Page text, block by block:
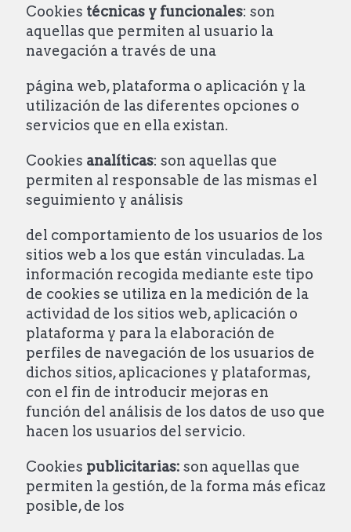
Cookies técnicas y funcionales: son
aquellas que permiten al usuario la
navegación a través de una
página web, plataforma o aplicación y la
utilización de las diferentes opciones o
servicios que en ella existan.
Cookies analíticas: son aquellas que
permiten al responsable de las mismas el
seguimiento y análisis
del comportamiento de los usuarios de los
sitios web a los que están vinculadas. La
información recogida mediante este tipo
de cookies se utiliza en la medición de la
actividad de los sitios web, aplicación o
plataforma y para la elaboración de
perfiles de navegación de los usuarios de
dichos sitios, aplicaciones y plataformas,
con el fin de introducir mejoras en
función del análisis de los datos de uso que
hacen los usuarios del servicio.
Cookies publicitarias: son aquellas que
permiten la gestión, de la forma más eficaz
posible, de los